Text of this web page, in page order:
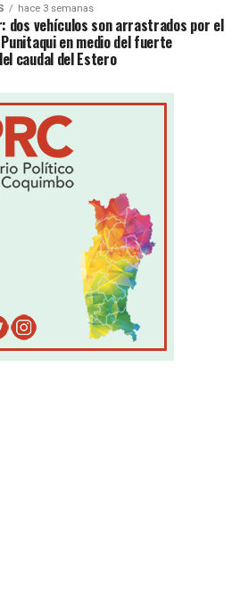
hace 3 semanas
dos vehículos son arrastrados por el
en medio del fuerte
caudal del Estero